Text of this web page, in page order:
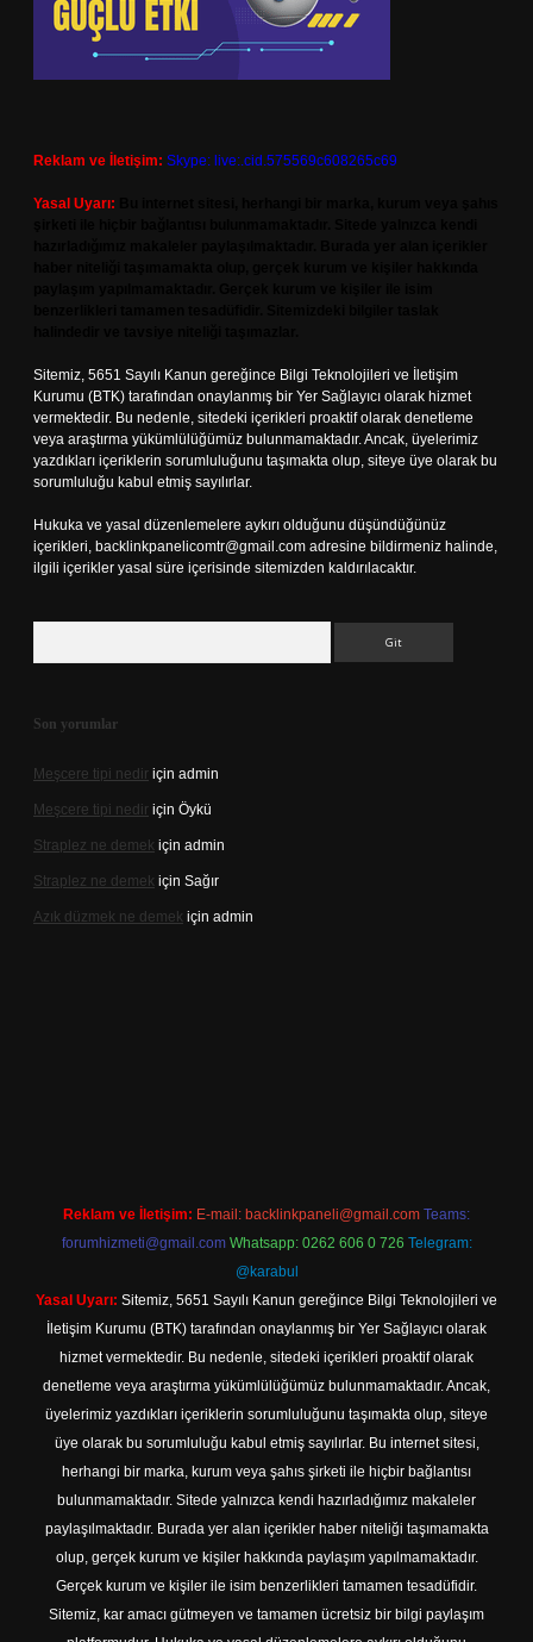
Reklam ve İletişim: Skype: live:.cid.575569c608265c69
Yasal Uyarı:
Sitemiz, 5651 Sayılı Kanun gereğince Bilgi Teknolojileri ve İletişim
Kurumu (BTK) tarafından onaylanmış bir Yer Sağlayıcı olarak hizmet
vermektedir. Bu nedenle, sitedeki içerikleri proaktif olarak denetleme
veya araştırma yükümlülüğümüz bulunmamaktadır. Ancak, üyelerimiz
yazdıkları içeriklerin sorumluluğunu taşımakta olup, siteye üye olarak bu
sorumluluğu kabul etmiş sayılırlar.
Hukuka ve yasal düzenlemelere aykırı olduğunu düşündüğünüz
içerikleri, backlinkpanelicomtr@gmail.com adresine bildirmeniz halinde,
ilgili içerikler yasal süre içerisinde sitemizden kaldırılacaktır.
Son yorumlar
Meşcere tipi nedir için admin
Meşcere tipi nedir için Öykü
Straplez ne demek için admin
Straplez ne demek için Sağır
Azık düzmek ne demek için admin
Reklam ve İletişim: E-mail: backlinkpaneli@gmail.com Teams:
forumhizmeti@gmail.com Whatsapp: 0262 606 0 726 Telegram:
@karabul
Yasal Uyarı: Sitemiz, 5651 Sayılı Kanun gereğince Bilgi Teknolojileri ve
İletişim Kurumu (BTK) tarafından onaylanmış bir Yer Sağlayıcı olarak
hizmet vermektedir. Bu nedenle, sitedeki içerikleri proaktif olarak
denetleme veya araştırma yükümlülüğümüz bulunmamaktadır. Ancak,
üyelerimiz yazdıkları içeriklerin sorumluluğunu taşımakta olup, siteye
üye olarak bu sorumluluğu kabul etmiş sayılırlar. Bu internet sitesi,
herhangi bir marka, kurum veya şahıs şirketi ile hiçbir bağlantısı
bulunmamaktadır. Sitede yalnızca kendi hazırladığımız makaleler
paylaşılmaktadır. Burada yer alan içerikler haber niteliği taşımamakta
olup, gerçek kurum ve kişiler hakkında paylaşım yapılmamaktadır.
Gerçek kurum ve kişiler ile isim benzerlikleri tamamen tesadüfidir.
Sitemiz, kar amacı gütmeyen ve tamamen ücretsiz bir bilgi paylaşım